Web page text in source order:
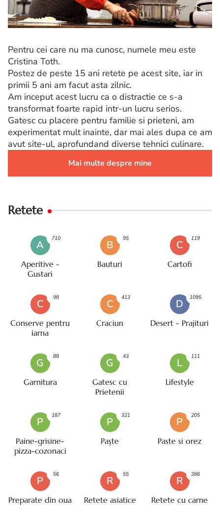
Pentru cei care nu ma cunosc, numele meu este
Cristina Toth.
Postez de peste 15 ani retete pe acest site, iar in
primii 5 ani am facut asta zilnic.
Am inceput acest lucru ca o distractie ce s-a
transformat foarte rapid intr-un lucru serios.
Gatesc cu placere pentru familie si prieteni, am
experimentat mult inainte, dar mai ales dupa ce am
avut site-ul, aprofundand diverse tehnici culinare.
Mai multe despre mine
Retete
A
Aperitive -
Gustari
710
B
Bauturi
95
C
Cartofi
119
C
Conserve pentru
iarna
98
C
Craciun
413
D
Desert - Prajituri
1095
G
Garnitura
88
G
Gatesc cu
Prietenii
43
L
Lifestyle
111
P
Paine-grisine-
pizza-cozonaci
187
P
Paşte
321
P
Paste si orez
205
P
Preparate din oua
56
R
Retete asiatice
55
R
Retete cu carne
386